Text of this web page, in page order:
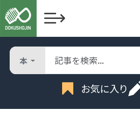
本
お気に入り